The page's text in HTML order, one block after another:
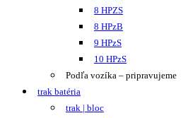
8 HPZS
8 HPzB
9 HPzS
10 HPzS
Podľa vozíka – pripravujeme
trak batéria
trak | bloc